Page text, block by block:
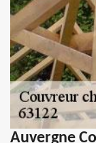
Auvergne